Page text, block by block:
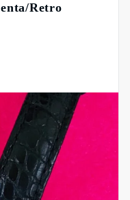
Retro